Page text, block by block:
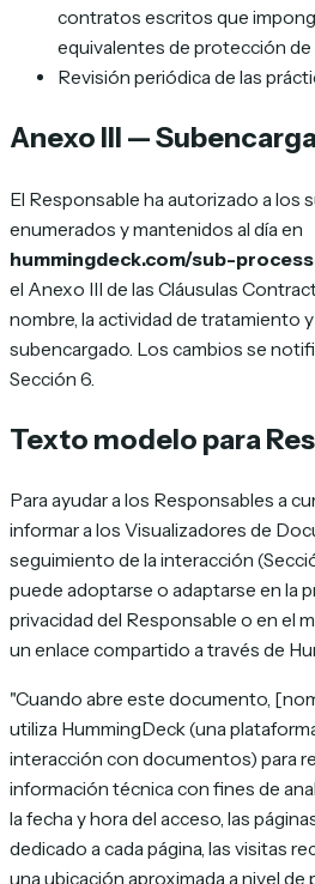
contratos escritos que
equivalentes de protección de
Revisión periódica de las
Anexo III —
El Responsable ha autorizado a los
enumerados y mantenidos al día en
hummingdeck.com/sub-
el Anexo III de las Cláusulas
nombre, la actividad de tratamiento
subencargado. Los cambios se
Sección 6.
Texto modelo para
Para ayudar a los Responsables a
informar a los Visualizadores de
seguimiento de la interacción
puede adoptarse o adaptarse en la
privacidad del Responsable o en el
un enlace compartido a través de
"Cuando abre este documento,
utiliza HummingDeck (una
interacción con documentos) para
información técnica con fines de
la fecha y hora del acceso, las
dedicado a cada página, las visitas
una ubicación aproximada a nivel de